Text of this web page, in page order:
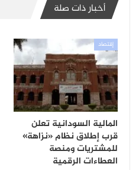
أخبار ذات صلة
إقتصاد
المالية السودانية تعلن
قرب إطلاق نظام «نزاهة»
للمشتريات ومنصة
العطاءات الرقمية